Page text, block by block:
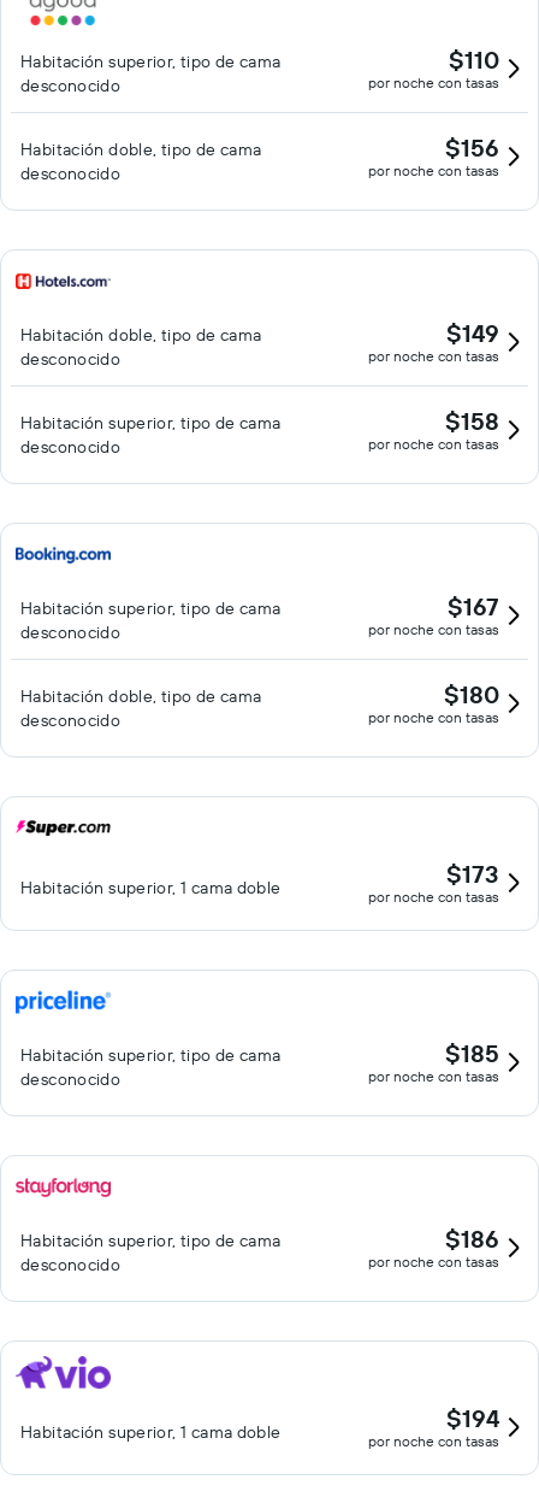
Habitación superior, tipo de cama
desconocido
$110
por noche con tasas
Habitación doble, tipo de cama
desconocido
$156
por noche con tasas
Habitación doble, tipo de cama
desconocido
$149
por noche con tasas
Habitación superior, tipo de cama
desconocido
$158
por noche con tasas
Habitación superior, tipo de cama
desconocido
$167
por noche con tasas
Habitación doble, tipo de cama
desconocido
$180
por noche con tasas
Habitación superior, 1 cama doble $173
por noche con tasas
Habitación superior, tipo de cama
desconocido
$185
por noche con tasas
Habitación superior, tipo de cama
desconocido
$186
por noche con tasas
Habitación superior, 1 cama doble $194
por noche con tasas